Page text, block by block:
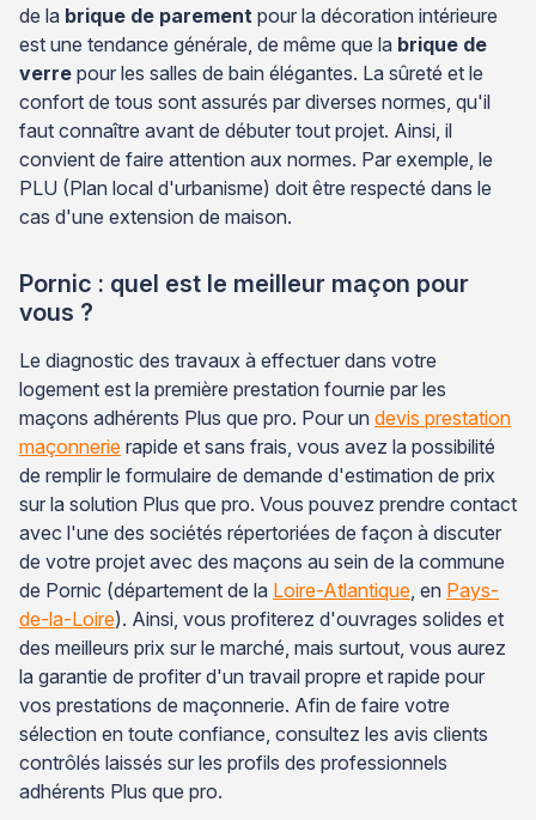
de la brique de parement pour la décoration intérieure
est une tendance générale, de même que la brique de
verre pour les salles de bain élégantes. La sûreté et le
confort de tous sont assurés par diverses normes, qu'il
faut connaître avant de débuter tout projet. Ainsi, il
convient de faire attention aux normes. Par exemple, le
PLU (Plan local d'urbanisme) doit être respecté dans le
cas d'une extension de maison.
Pornic : quel est le meilleur maçon pour
vous ?
Le diagnostic des travaux à effectuer dans votre
logement est la première prestation fournie par les
maçons adhérents Plus que pro. Pour un devis prestation
maçonnerie rapide et sans frais, vous avez la possibilité
de remplir le formulaire de demande d'estimation de prix
sur la solution Plus que pro. Vous pouvez prendre contact
avec l'une des sociétés répertoriées de façon à discuter
de votre projet avec des maçons au sein de la commune
de Pornic (département de la Loire-Atlantique , en Pays-
de-la-Loire). Ainsi, vous profiterez d'ouvrages solides et
des meilleurs prix sur le marché, mais surtout, vous aurez
la garantie de profiter d'un travail propre et rapide pour
vos prestations de maçonnerie. Afin de faire votre
sélection en toute confiance, consultez les avis clients
contrôlés laissés sur les profils des professionnels
adhérents Plus que pro.